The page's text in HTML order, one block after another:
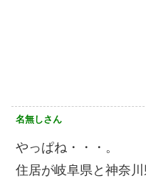
名無しさん
やっぱね・・・。
住居が岐阜県と神奈